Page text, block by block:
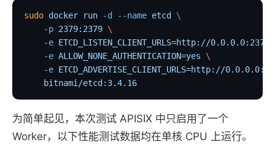
sudo docker run -d --name etcd
\
    -p
2379:2379 \
    -e
ETCD_LISTEN_CLIENT_URLS=http://0.0.0.0:2379
    -e
ALLOW_NONE_AUTHENTICATION=yes \
    -e
ETCD_ADVERTISE_CLIENT_URLS=http://
    bitnami/etcd:3.4.16
为简单起见，本次测试 APISIX 中只启用了一个
Worker，以下性能测试数据均在单核 CPU 上运行。